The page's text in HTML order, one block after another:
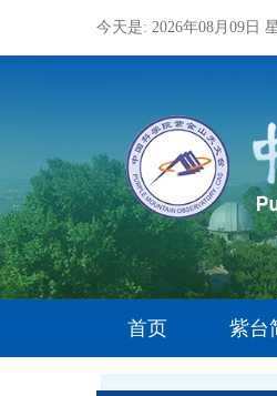
今天是: 2026年08月09日
首页 紫台